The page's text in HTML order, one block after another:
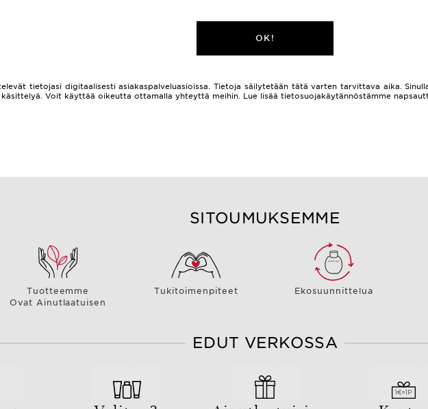
OK!
tietojasi digitaalisesti asiakaspalveluasioissa. Tietoja säilytetään tätä varten tarvittava aika.
Voit käyttää oikeutta ottamalla yhteyttä meihin. Lue lisää tietosuojakäytännöstämme
SITOUMUKSEMME
Tuotteemme
Ovat Ainutlaatuisen
Tukitoimenpiteet Ekosuunnittelua
EDUT VERKOSSA